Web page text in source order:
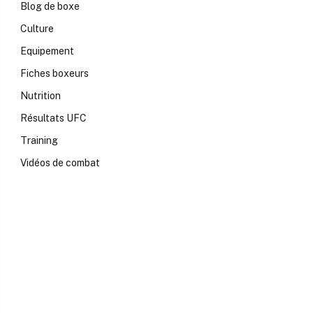
Blog de boxe
Culture
Equipement
Fiches boxeurs
Nutrition
Résultats UFC
Training
Vidéos de combat